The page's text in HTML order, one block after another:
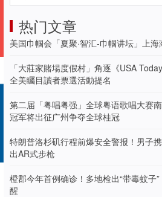
热门文章
美国巾帼会「夏聚·智汇-巾帼讲坛」上
「大莊家賭場度假村」角逐《USA
全美矚目讀者票選活動提名
第二届「粤唱粤强」全球粤语歌唱大赛
冠军将出征广州争夺全球桂冠
特朗普洛杉矶行程前爆安全警报！男子
出AR式步枪
橙郡今年首例确诊！多地检出“带毒蚊子
醒